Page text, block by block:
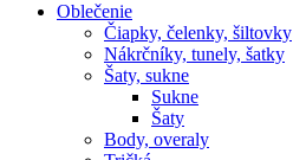
Oblečenie
Čiapky, čelenky, šiltovky
Nákrčníky, tunely, šatky
Šaty, sukne
Sukne
Šaty
Body, overaly